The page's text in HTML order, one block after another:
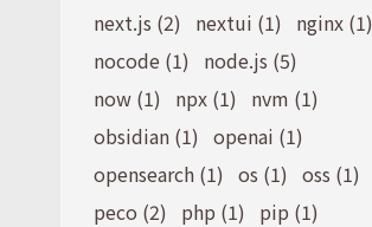
next.js (2)
nextui (1)
nginx (1)
nocode (1)
node.js (5)
now (1)
npx (1)
nvm (1)
obsidian (1) openai (1)
opensearch (1) os (1) oss (1)
peco (2)
php (1)
pip (1)